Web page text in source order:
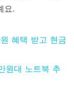
요.
혜택 받고 현금
원대 노트북 추